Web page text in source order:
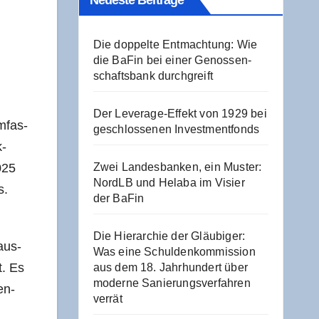
Es
Die dop­pel­te Ent­mach­tung: Wie
die BaFin bei einer Genos­sen­
schafts­bank durchgreift
Der Levera­ge-Effekt von 1929 bei
geschlos­se­nen Investmentfonds
Zwei Lan­des­ban­ken, ein Mus­ter:
NordLB und Hela­ba im Visier
der BaFin
Die Hier­ar­chie der Gläu­bi­ger:
Was eine Schul­den­kom­mis­si­on
aus dem 18. Jahr­hun­dert über
moder­ne Sanie­rungs­ver­fah­ren
verrät